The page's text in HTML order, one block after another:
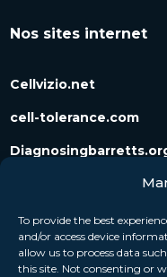
To provide the best
and/or access device
allow us to process data
this site. Not consenting or
Nos sites internet
Cellvizio.net
cell-tolerance.com